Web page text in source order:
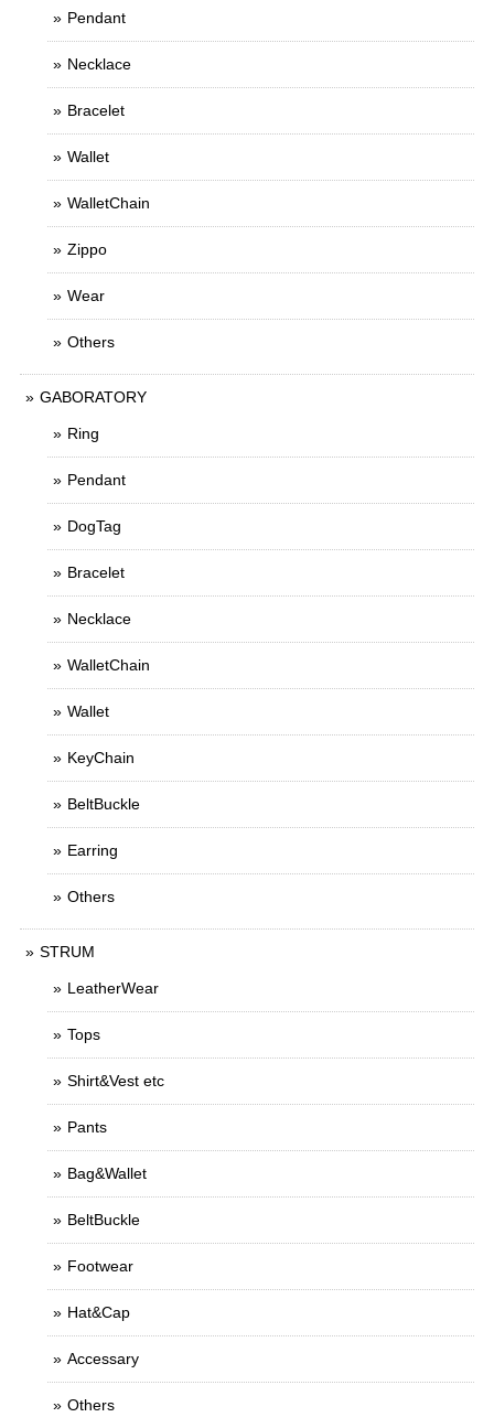
Pendant
Necklace
Bracelet
Wallet
WalletChain
Zippo
Wear
Others
GABORATORY
Ring
Pendant
DogTag
Bracelet
Necklace
WalletChain
Wallet
KeyChain
BeltBuckle
Earring
Others
STRUM
LeatherWear
Tops
Shirt&Vest etc
Pants
Bag&Wallet
BeltBuckle
Footwear
Hat&Cap
Accessary
Others